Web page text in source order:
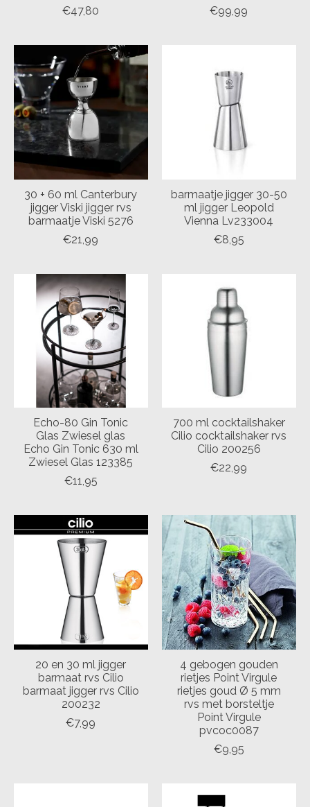
€47,80
€99,99
30 + 60 ml Canterbury
jigger Viski jigger rvs
barmaatje Viski 5276
€21,99
barmaatje jigger 30-50
ml jigger Leopold
Vienna Lv233004
€8,95
Echo-80 Gin Tonic
Glas Zwiesel glas
Echo Gin Tonic 630 ml
Zwiesel Glas 123385
€11,95
700 ml cocktailshaker
Cilio cocktailshaker rvs
Cilio 200256
€22,99
20 en 30 ml jigger
barmaat rvs Cilio
barmaat jigger rvs Cilio
200232
€7,99
4 gebogen gouden
rietjes Point Virgule
rietjes goud Ø 5 mm
rvs met borsteltje
Point Virgule
pvcoc0087
€9,95